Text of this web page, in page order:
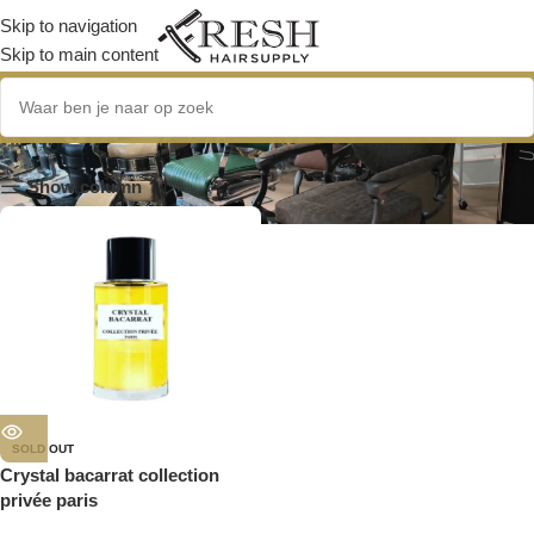
Skip to navigation
Skip to main content
lange houdbaarheid
Show column
SOLD OUT
Crystal bacarrat collection
privée paris